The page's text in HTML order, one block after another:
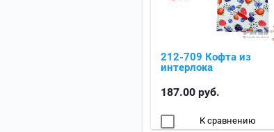
212-709 Кофта из
интерлока
187.00 руб.
К сравнению